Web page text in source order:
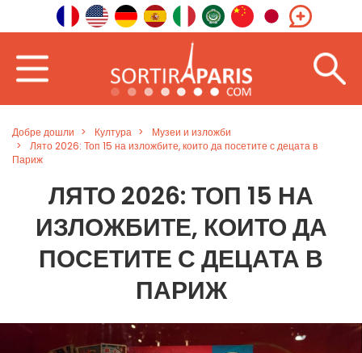
Добре дошли Култура
Музеи и изложби
Лято 2026: Топ 15 на изложбите, които да посетите с децата в
Париж
ЛЯТО 2026: ТОП 15 НА
ИЗЛОЖБИТЕ, КОИТО ДА
ПОСЕТИТЕ С ДЕЦАТА В
ПАРИЖ